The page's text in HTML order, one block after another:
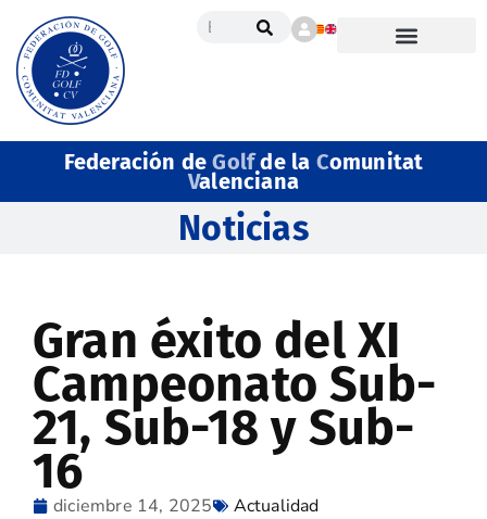
Federación deGolfde la Comunitat
Valenciana
Noticias
Gran éxito del XI
Campeonato Sub-
21, Sub-18 y Sub-
16
diciembre 14, 2025 Actualidad